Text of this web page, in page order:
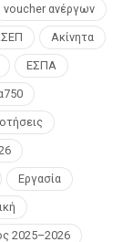
voucher ανέργων
Ακίνητα
ΕΣΠΑ
Εργασία
2025–2026